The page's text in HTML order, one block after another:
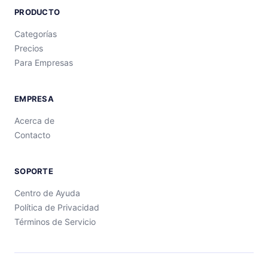
PRODUCTO
Categorías
Precios
Para Empresas
EMPRESA
Acerca de
Contacto
SOPORTE
Centro de Ayuda
Política de Privacidad
Términos de Servicio